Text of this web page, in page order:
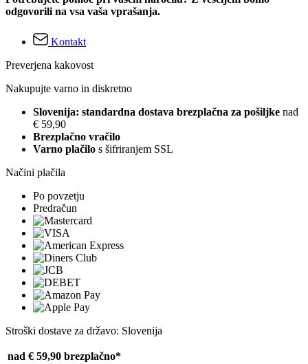
odgovorili na vsa vaša vprašanja.
Kontakt
Preverjena kakovost
Nakupujte varno in diskretno
Slovenija: standardna dostava brezplačna za pošiljke nad
€ 59,90
Brezplačno vračilo
Varno plačilo s šifriranjem SSL
Načini plačila
Po povzetju
Predračun
Stroški dostave za državo: Slovenija
nad € 59,90 brezplačno*